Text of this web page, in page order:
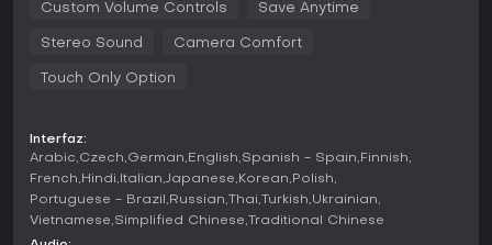
Custom Volume Controls Save Anytime
Stereo Sound Camera Comfort
Touch Only Option
Interfaz:
Arabic Czech German English Spanish - Spain Finnish
French Hindi Italian Japanese Korean Polish
Portuguese - Brazil
Russian Thai Turkish Ukrainian
Vietnamese Simplified Chinese
Traditional Chinese